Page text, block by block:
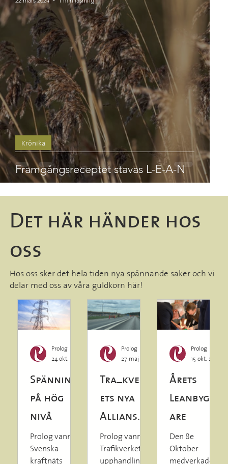
Det här händer hos
oss
Hos oss sker det hela tiden nya spännande saker och vi
delar med oss av våra guldkorn här!
Spänning
på hög
nivå
Prolog vann
Svenska
kraftnäts
Prolog
24 okt. 2025
1 min läsning
Trafikverk
ets nya
Alliansm
odell
Prolog vann
Trafikverkets
upphandling
Prolog
27 maj 2025
1 min läsning
Årets
Leanbygg
are
Den 8e
Oktober
medverkade
Prolog
15 okt. 2024
Framgångsreceptet stavas L-E-A-N
Krönika